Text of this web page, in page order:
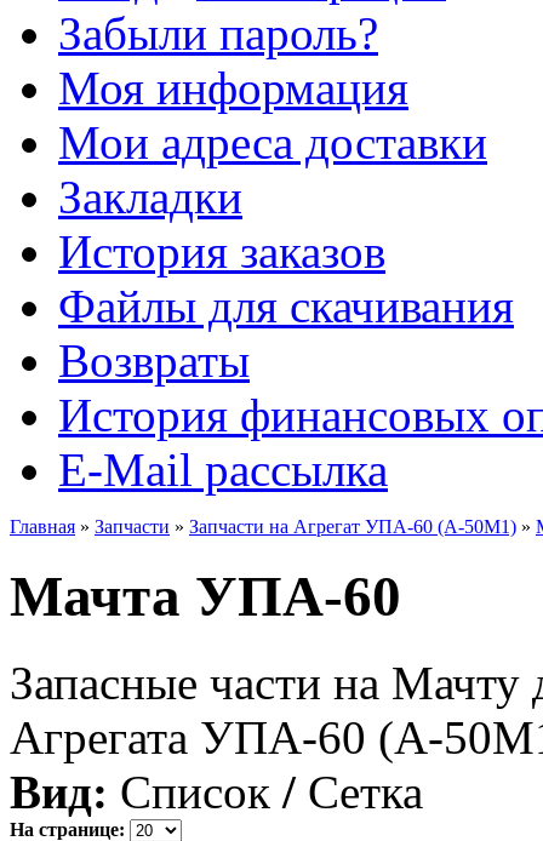
Забыли пароль?
Моя информация
Мои адреса доставки
Закладки
История заказов
Файлы для скачивания
Возвраты
История финансовых
E-Mail рассылка
Главная » Запчасти » Запчасти на Агрегат УПА-60 (А-50М1) »
Мачта УПА-60
Запасные части на
Агрегата УПА-60 (А-
Вид: Список / Сетка
На странице: